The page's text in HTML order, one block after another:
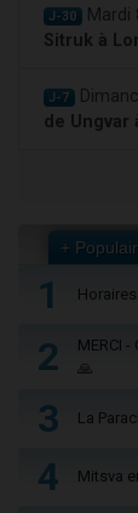
J-30 Mardi
Sitruk à
J-7
de Ungvar
+
1
2
MERCI
🙏
3 La
4 Mitsva